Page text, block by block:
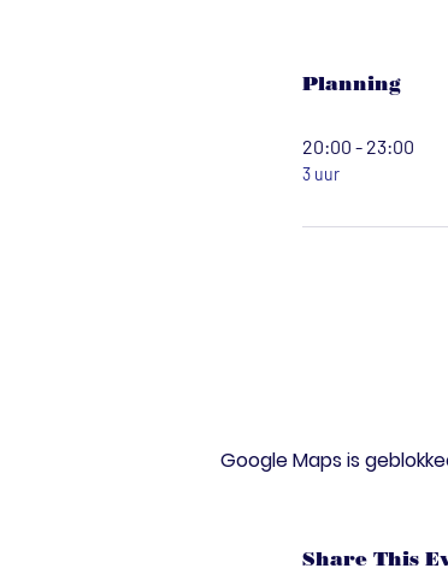
Planning
20:00 - 23:00
3 uur
Google Maps is
Share This